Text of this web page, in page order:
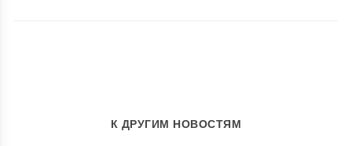
К ДРУГИМ НОВОСТЯМ